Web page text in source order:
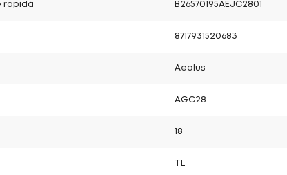
rapidă B26570195AEJC2801
8717931520683
Aeolus
AGC28
18